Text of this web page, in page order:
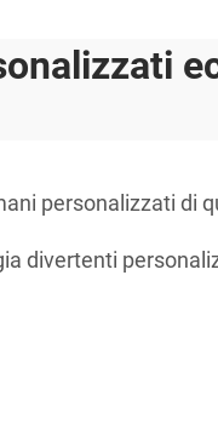
personalizzati di
divertenti